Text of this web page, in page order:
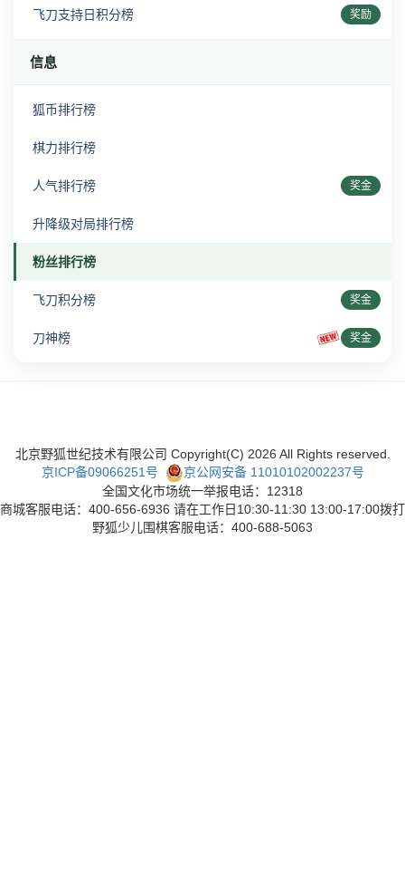
飞刀支持日积分榜 奖励
信息
狐币排行榜
棋力排行榜
人气排行榜 奖金
升降级对局排行榜
粉丝排行榜
飞刀积分榜 奖金
刀神榜 奖金
北京野狐世纪技术有限公司 Copyright(C) 2026 All Rights reserved.
京ICP备09066251号
京公网安备 11010102002237号
全国文化市场统一举报电话：12318
商城客服电话：400-656-6936 请在工作日10:30-11:30 13:00-17:00拨打
野狐少儿围棋客服电话：400-688-5063